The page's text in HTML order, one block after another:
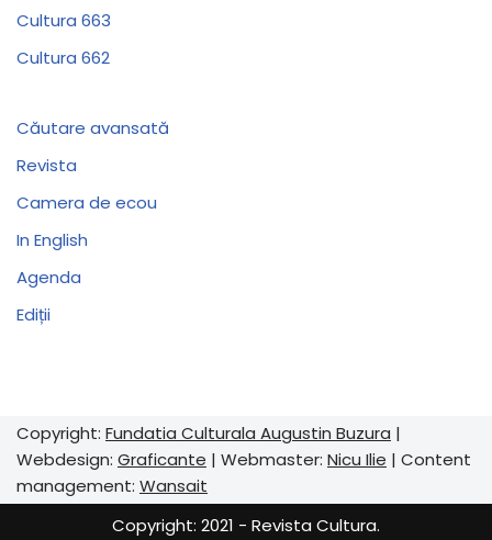
Cultura 663
Cultura 662
Căutare avansată
Revista
Camera de ecou
In English
Agenda
Ediții
Copyright: Fundatia Culturala Augustin Buzura |
Webdesign: Graficante | Webmaster: Nicu Ilie | Content
management: Wansait
Copyright: 2021 - Revista Cultura.